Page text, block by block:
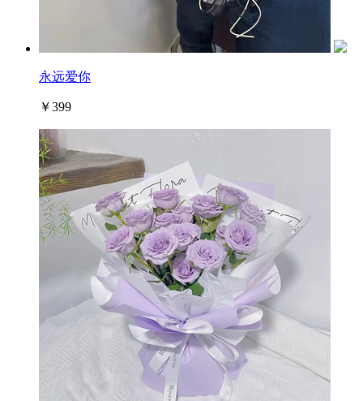
永远爱你
￥399